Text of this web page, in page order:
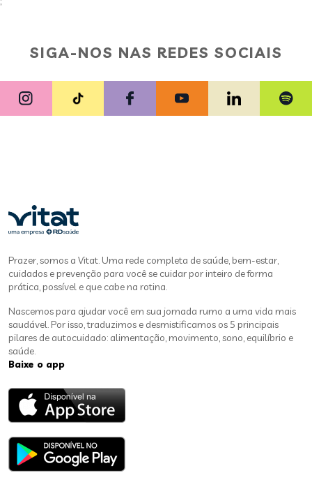
SIGA-NOS NAS REDES SOCIAIS
Prazer, somos a Vitat. Uma rede completa de saúde, bem-estar,
cuidados e prevenção para você se cuidar por inteiro de forma
prática, possível e que cabe na rotina.
Nascemos para ajudar você em sua jornada rumo a uma vida mais
saudável. Por isso, traduzimos e desmistificamos os 5 principais
pilares de autocuidado: alimentação, movimento, sono, equilíbrio e
saúde.
Baixe o app